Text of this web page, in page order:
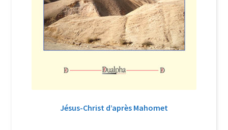
Soutien à Philippe Randa
Suivi de la Commande
Jésus-Christ d’après Mahomet